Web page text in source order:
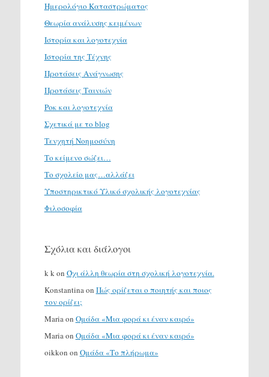
Ημερολόγιο Καταστρώματος
Θεωρία ανάλυσης κειμένων
Ιστορία και λογοτεχνία
Ιστορία της Τέχνης
Προτάσεις Ανάγνωσης
Προτάσεις Ταινιών
Ροκ και λογοτεχνία
Σχετικά με το blog
Τενχητή Νοημοσύνη
Το κείμενο σώζει…
Το σχολείο μας…αλλάζει
Υποστηρικτικό Υλικό σχολικής λογοτεχνίας
Φιλοσοφία
Σχόλια και διάλογοι
k kon Όχι άλλη θεωρία στη σχολική λογοτεχνία.
Konstantinaon Πώς ορίζεται ο ποιητής και ποιος
τον ορίζει;
Mariaon Ομάδα «Μια φορά κι έναν καιρό»
Mariaon Ομάδα «Μια φορά κι έναν καιρό»
oikkon on Ομάδα «Το πλήρωμα»